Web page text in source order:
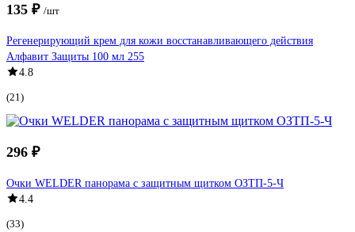
135 ₽ /шт
Регенерирующий крем для кожи восстанавливающего действия
Алфавит Защиты 100 мл 255
4.8
(21)
296 ₽
Очки WELDER панорама с защитным щитком ОЗТП-5-Ч
4.4
(33)